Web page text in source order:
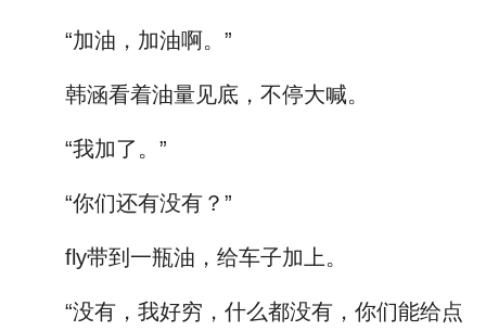
“加油，加油啊。”
韩涵看着油量见底，不停大喊。
“我加了。”
“你们还有没有？”
fly带到一瓶油，给车子加上。
“没有，我好穷，什么都没有，你们能给点